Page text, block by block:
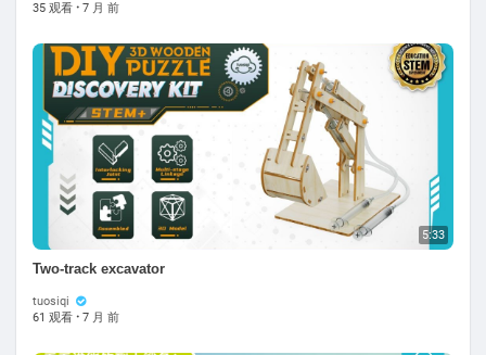
35 观看 · 7 月 前
5:33
Two-track excavator
tuosiqi
61 观看 · 7 月 前